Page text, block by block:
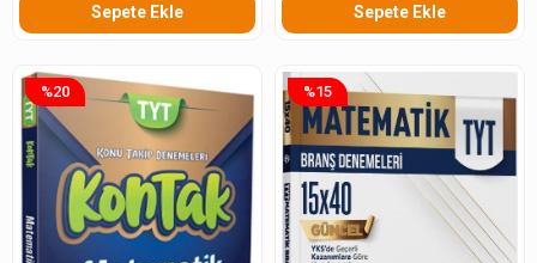
Sepete Ekle Sepete Ekle
%20 %15